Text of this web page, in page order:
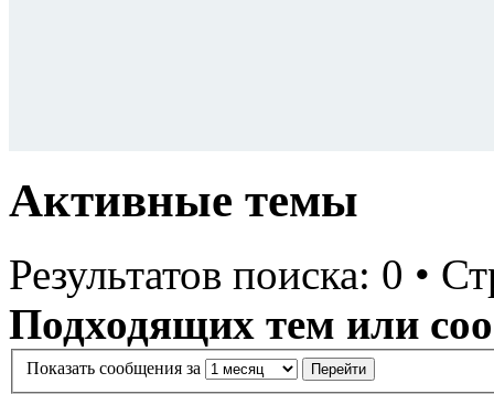
Активные темы
Результатов поиска: 0 •
Подходящих тем или
Показать сообщения за